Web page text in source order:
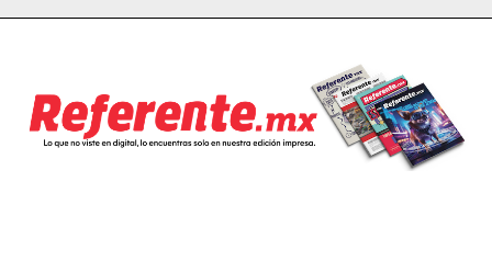
PRIVACY POLICY